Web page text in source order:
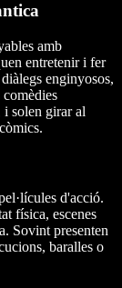
amb
entretenir i fer
enginyosos,
comèdies
i solen girar al
d'acció.
física, escenes
Sovint presenten
baralles o